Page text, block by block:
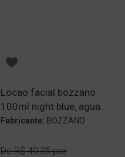
Locao facial bozzano
100ml night blue, agua
nova night blue
Fabricante: BOZZANO
DeR$ 40,35por